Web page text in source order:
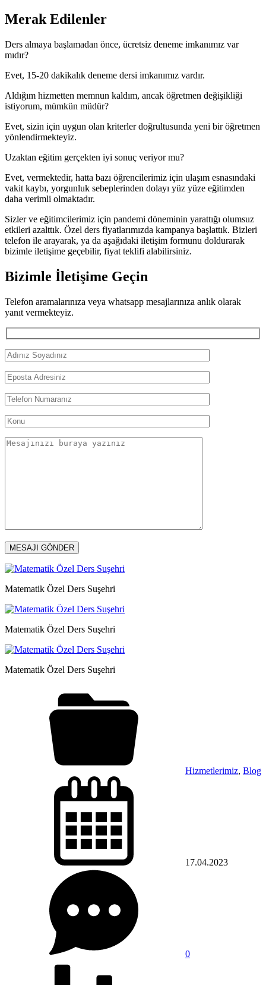
Merak Edilenler
Ders almaya başlamadan önce, ücretsiz deneme imkanımız var
mıdır?
Evet, 15-20 dakikalık deneme dersi imkanımız vardır.
Aldığım hizmetten memnun kaldım, ancak öğretmen değişikliği
istiyorum, mümkün müdür?
Evet, sizin için uygun olan kriterler doğrultusunda yeni bir öğretmen
yönlendirmekteyiz.
Uzaktan eğitim gerçekten iyi sonuç veriyor mu?
Evet, vermektedir, hatta bazı öğrencilerimiz için ulaşım esnasındaki
vakit kaybı, yorgunluk sebeplerinden dolayı yüz yüze eğitimden
daha verimli olmaktadır.
Sizler ve eğitimcilerimiz için pandemi döneminin yarattığı olumsuz
etkileri azalttık. Özel ders fiyatlarımızda kampanya başlattık. Bizleri
telefon ile arayarak, ya da aşağıdaki iletişim formunu doldurarak
bizimle iletişime geçebilir, fiyat teklifi alabilirsiniz.
Bizimle İletişime Geçin
Telefon aramalarınıza veya whatsapp mesajlarınıza anlık olarak
yanıt vermekteyiz.
Matematik Özel Ders Suşehri
Matematik Özel Ders Suşehri
Matematik Özel Ders Suşehri
Hizmetlerimiz, Blog
17.04.2023
0